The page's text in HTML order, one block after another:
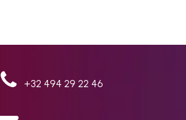
+32 494 29 22 46